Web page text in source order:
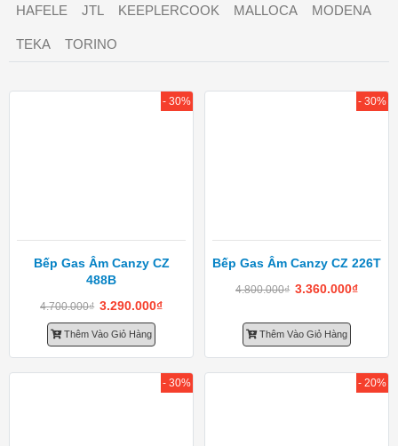
HAFELE JTL KEEPLERCOOK MALLOCA MODENA
TEKA TORINO
Bếp Gas Âm Canzy CZ
488B
4.700.000₫ 3.290.000₫
Thêm Vào Giỏ Hàng
- 30%
Bếp Gas Âm Canzy CZ 226T
4.800.000₫ 3.360.000₫
Thêm Vào Giỏ Hàng
- 30%
- 30% - 20%